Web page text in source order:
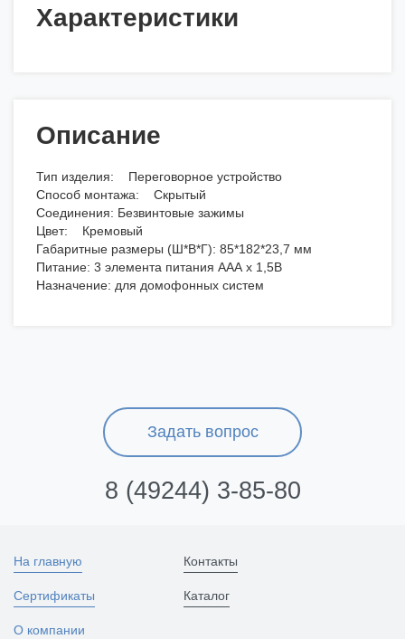
Характеристики
Описание
Тип изделия: Переговорное устройство
Способ монтажа: Скрытый
Соединения: Безвинтовые зажимы
Цвет: Кремовый
Габаритные размеры (Ш*В*Г): 85*182*23,7 мм
Питание: 3 элемента питания ААА х 1,5В
Назначение: для домофонных систем
Задать вопрос
8 (49244) 3-85-80
На главную
Сертификаты
О компании
Контакты
Каталог